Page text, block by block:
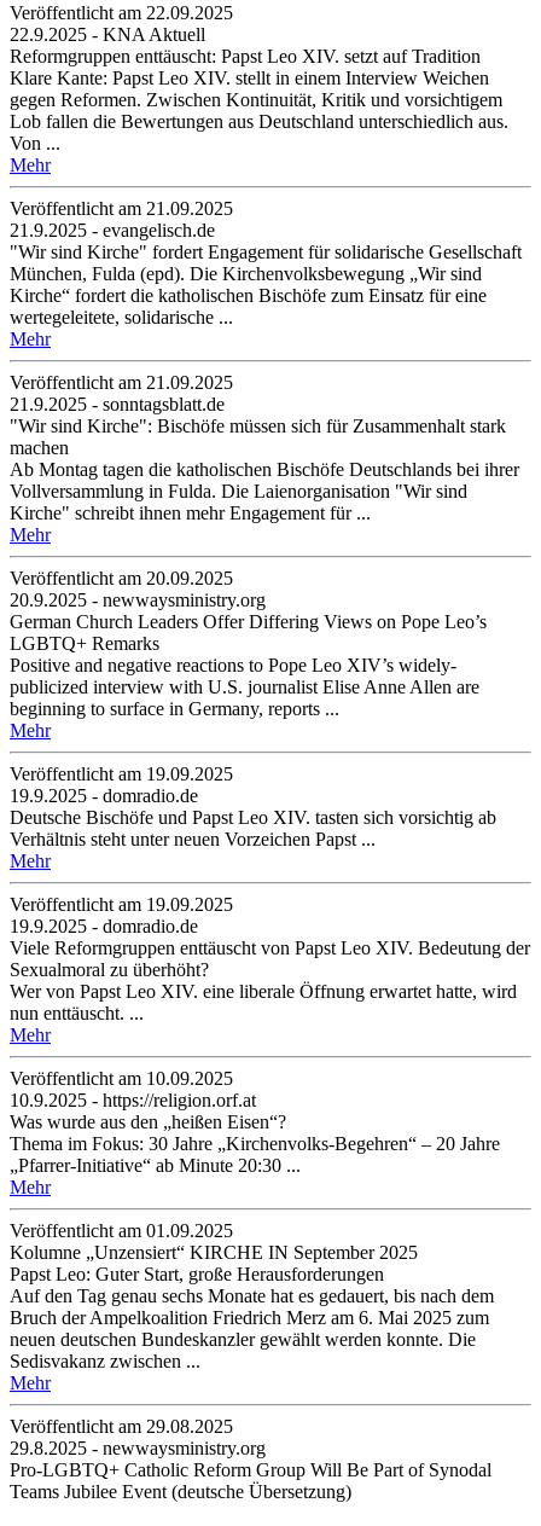
Veröffentlicht am 22­.09.2025
22.9.2025 - KNA Aktuell
Reformgruppen enttäuscht: Papst Leo XIV. setzt auf Tradition
Klare Kante: Papst Leo XIV. stellt in einem Interview Weichen
gegen Reformen. Zwischen Kontinuität, Kritik und vorsichtigem
Lob fallen die Bewertungen aus Deutschland unterschiedlich aus.
Von ...
Mehr
Veröffentlicht am 21­.09.2025
21.9.2025 - evangelisch.de
"Wir sind Kirche" fordert Engagement für solidarische Gesellschaft
München, Fulda (epd). Die Kirchenvolksbewegung „Wir sind
Kirche“ fordert die katholischen Bischöfe zum Einsatz für eine
wertegeleitete, solidarische ...
Mehr
Veröffentlicht am 21­.09.2025
21.9.2025 - sonntagsblatt.de
"Wir sind Kirche": Bischöfe müssen sich für Zusammenhalt stark
machen
Ab Montag tagen die katholischen Bischöfe Deutschlands bei ihrer
Vollversammlung in Fulda. Die Laienorganisation "Wir sind
Kirche" schreibt ihnen mehr Engagement für ...
Mehr
Veröffentlicht am 20­.09.2025
20.9.2025 - newwaysministry.org
German Church Leaders Offer Differing Views on Pope Leo’s
LGBTQ+ Remarks
Positive and negative reactions to Pope Leo XIV’s widely-
publicized interview with U.S. journalist Elise Anne Allen are
beginning to surface in Germany, reports ...
Mehr
Veröffentlicht am 19­.09.2025
19.9.2025 - domradio.de
Deutsche Bischöfe und Papst Leo XIV. tasten sich vorsichtig ab
Verhältnis steht unter neuen Vorzeichen Papst ...
Mehr
Veröffentlicht am 19­.09.2025
19.9.2025 - domradio.de
Viele Reformgruppen enttäuscht von Papst Leo XIV. Bedeutung der
Sexualmoral zu überhöht?
Wer von Papst Leo XIV. eine liberale Öffnung erwartet hatte, wird
nun enttäuscht. ...
Mehr
Veröffentlicht am 10­.09.2025
10.9.2025 - https://religion.orf.at
Was wurde aus den „heißen Eisen“?
Thema im Fokus: 30 Jahre „Kirchenvolks-Begehren“ – 20 Jahre
„Pfarrer-Initiative“ ab Minute 20:30 ...
Mehr
Veröffentlicht am 01­.09.2025
Kolumne „Unzensiert“ KIRCHE IN September 2025
Papst Leo: Guter Start, große Herausforderungen
Auf den Tag genau sechs Monate hat es gedauert, bis nach dem
Bruch der Ampelkoalition Friedrich Merz am 6. Mai 2025 zum
neuen deutschen Bundeskanzler gewählt werden konnte. Die
Sedisvakanz zwischen ...
Mehr
Veröffentlicht am 29­.08.2025
29.8.2025 - newwaysministry.org
Pro-LGBTQ+ Catholic Reform Group Will Be Part of Synodal
Teams Jubilee Event (deutsche Übersetzung)